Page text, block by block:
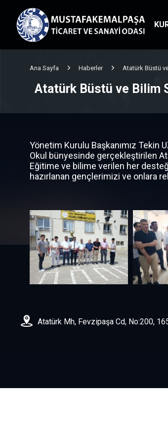
Ana Sayfa Haberler Atatürk Büstü
Atatürk Büstü ve Bilim
Yönetim Kurulu Başkanımız Tekin
Okul bünyesinde gerçekleştirilen
Eğitime ve bilime verilen her
hazırlanan gençlerimizi ve onlara
Atatürk Mh, Fevzipaşa Cd, No:200,